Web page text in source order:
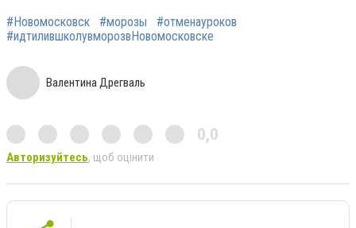
#Новомосковск #морозы
#отменауроков
#идтилившколувморозвНовомосковске
Валентина Дрегваль
0,0
Авторизуйтесь, щоб оцінити